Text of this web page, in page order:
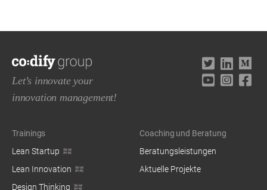
Let’s innovate your
innovation management!
Trainings
Lean Startup
Lean Innovation
Design Thinking
Coaching und Beratung
Beratungsleistungen
Aktuelle Projekte